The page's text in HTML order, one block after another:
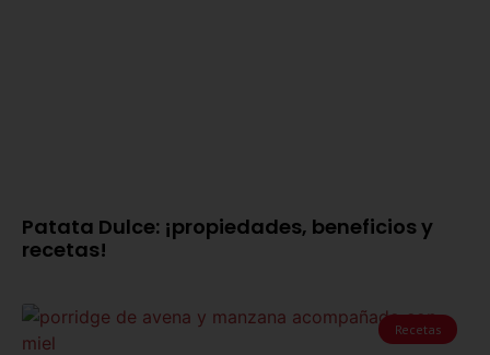
Patata Dulce: ¡propiedades, beneficios y
recetas!
Recetas